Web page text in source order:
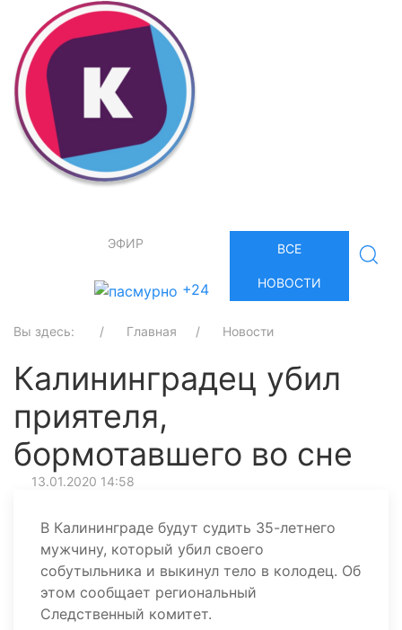
ЭФИР
+24
ВСЕ
НОВОСТИ
Вы здесь: Главная Новости
Калининградец убил
приятеля,
бормотавшего во сне
13.01.2020 14:58
В Калининграде будут судить 35-летнего
мужчину, который убил своего
собутыльника и выкинул тело в колодец. Об
этом сообщает региональный
Следственный комитет.